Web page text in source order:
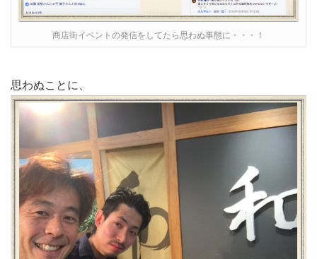
商店街イベントの発信をしてたら思わぬ事態に・・・！
思わぬことに、